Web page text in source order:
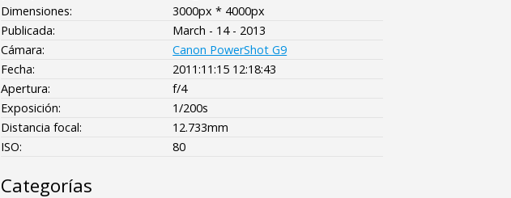
Dimensiones:
3000px * 4000px
Publicada:
March - 14 - 2013
Cámara:
Canon PowerShot G9
Fecha:
2011:11:15 12:18:43
Apertura:
f/4
Exposición:
1/200s
Distancia focal:
12.733mm
ISO:
80
Categorías